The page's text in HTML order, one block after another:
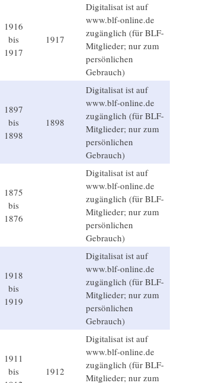
1916
bis
1917
1917
Digitalisat ist auf
www.blf-online.de
zugänglich (für BLF-
Mitglieder; nur zum
persönlichen
Gebrauch)
1897
bis
1898
1898
Digitalisat ist auf
www.blf-online.de
zugänglich (für BLF-
Mitglieder; nur zum
persönlichen
Gebrauch)
1875
bis
1876
Digitalisat ist auf
www.blf-online.de
zugänglich (für BLF-
Mitglieder; nur zum
persönlichen
Gebrauch)
1918
bis
1919
Digitalisat ist auf
www.blf-online.de
zugänglich (für BLF-
Mitglieder; nur zum
persönlichen
Gebrauch)
1911
bis
1912
Digitalisat ist auf
www.blf-online.de
zugänglich (für BLF-
Mitglieder; nur zum